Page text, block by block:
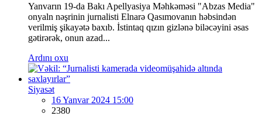
Yanvarın 19-da Bakı Apellyasiya Məhkəməsi "Abzas Media"
onyaln nəşrinin jurnalisti Elnarə Qasımovanın həbsindən
verilmiş şikayətə baxıb. İstintaq qızın gizlənə biləcəyini əsas
gətirərək, onun azad...
Ardını oxu
Siyasət
16 Yanvar 2024 15:00
2380